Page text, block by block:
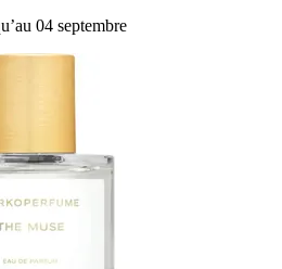
04 septembre